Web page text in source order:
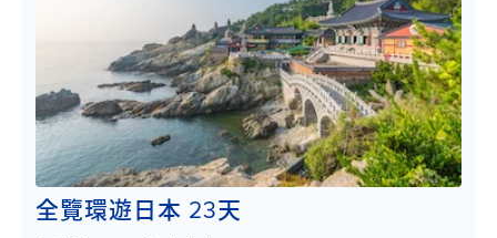
全覽環遊日本 23天